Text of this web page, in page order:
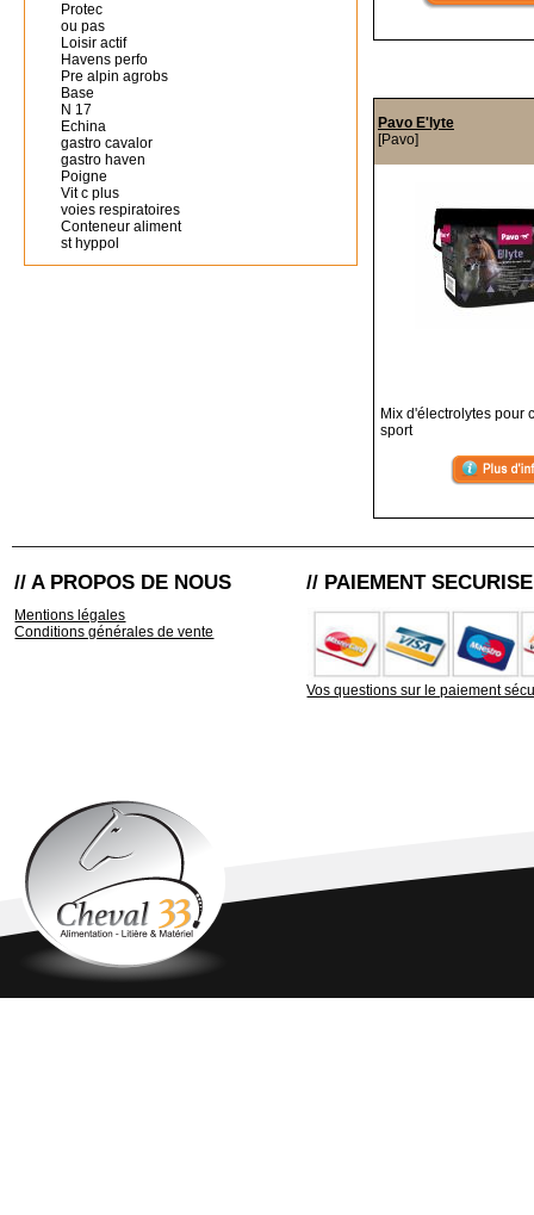
Protec
ou pas
Loisir actif
Havens perfo
Pre alpin agrobs
Base
N 17
Echina
gastro cavalor
gastro haven
Poigne
Vit c plus
voies respiratoires
Conteneur aliment
st hyppol
Pavo E'lyte
[Pavo]
Mix d'électrolytes pour
sport
// A PROPOS DE NOUS
Mentions légales
Conditions générales de vente
// PAIEMENT SECURISE
Vos questions sur le paiement